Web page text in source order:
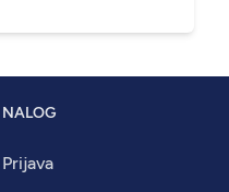
NALOG
Prijava